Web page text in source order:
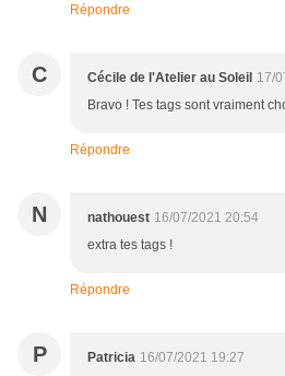
Répondre
C Cécile de l'Atelier au Soleil 17/
Bravo ! Tes tags sont vraiment
Répondre
N nathouest 16/07/2021 20:54
extra tes tags !
Répondre
P Patricia 16/07/2021 19:27